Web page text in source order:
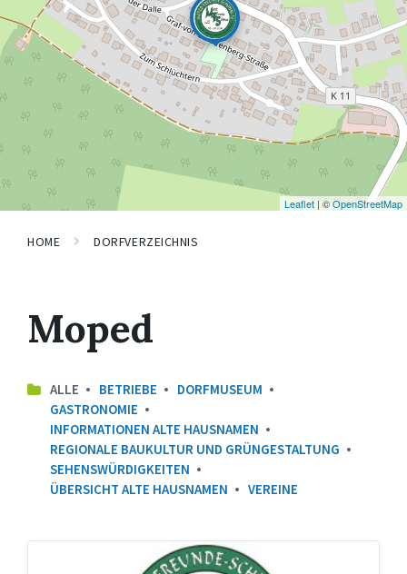
Leaflet | ©OpenStreetMap
HOME DORFVERZEICHNIS
Moped
ALLE BETRIEBE
DORFMUSEUM
GASTRONOMIE
INFORMATIONEN ALTE HAUSNAMEN
REGIONALE BAUKULTUR UND GRÜNGESTALTUNG
SEHENSWÜRDIGKEITEN
ÜBERSICHT ALTE HAUSNAMEN
VEREINE